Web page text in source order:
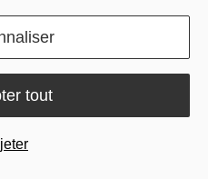
you need to know
understanding of what's
tout